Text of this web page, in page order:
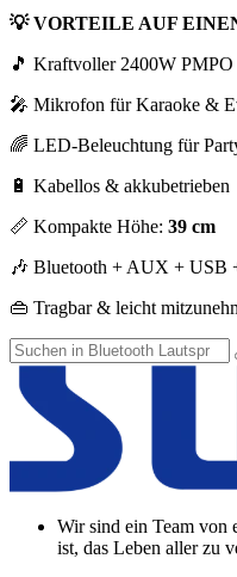
💡 VORTEILE AUF
🎵 Kraftvoller 2400W PMPO
🎤 Mikrofon für Karaoke &
🌈 LED-Beleuchtung für
🔋 Kabellos & akkubetrieben
📏 Kompakte Höhe: 39 cm
🎶 Bluetooth + AUX + USB
👜 Tragbar & leicht
Wir sind ein Team von
ist, das Leben aller zu